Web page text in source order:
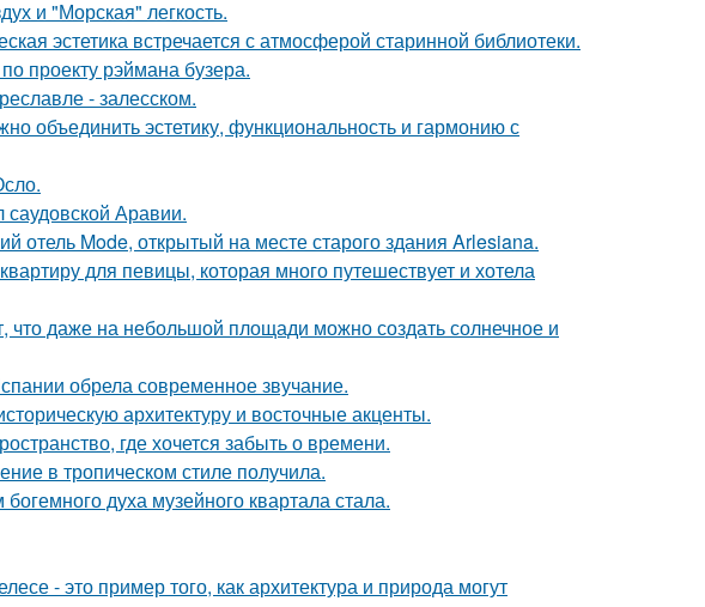
и "Морская" легкость.
эстетика встречается с атмосферой старинной библиотеки.
проекту рэймана бузера.
- залесском.
объединить эстетику, функциональность и гармонию с
Аравии.
отель Mode, открытый на месте старого здания Arlesiana.
для певицы, которая много путешествует и хотела
что даже на небольшой площади можно создать солнечное и
обрела современное звучание.
архитектуру и восточные акценты.
где хочется забыть о времени.
в тропическом стиле получила.
духа музейного квартала стала.
- это пример того, как архитектура и природа могут